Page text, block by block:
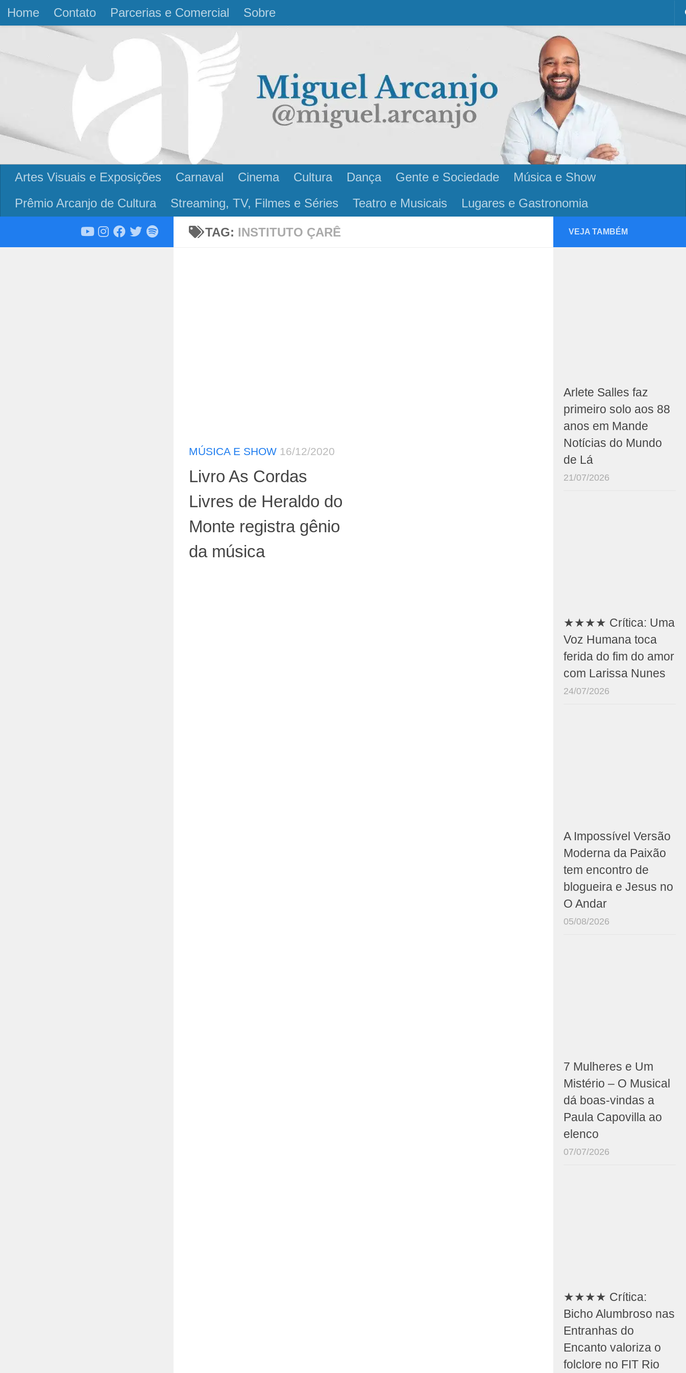
Skip to content
Home Contato Parcerias e Comercial Sobre
Artes Visuais e Exposições Carnaval Cinema Cultura Dança Gente e Sociedade
Música e Show
Prêmio Arcanjo de Cultura
Streaming, TV, Filmes e Séries Teatro e Musicais Lugares e Gastronomia
TAG: INSTITUTO ÇARÊ
MÚSICA E SHOW 16/12/2020
Livro As Cordas
Livres de Heraldo do
Monte registra gênio
da música
VEJA TAMBÉM
Arlete Salles faz
primeiro solo aos 88
anos em Mande
Notícias do Mundo
de Lá
21/07/2026
★★★★ Crítica: Uma
Voz Humana toca
ferida do fim do amor
com Larissa Nunes
24/07/2026
A Impossível Versão
Moderna da Paixão
tem encontro de
blogueira e Jesus no
O Andar
05/08/2026
7 Mulheres e Um
Mistério – O Musical
dá boas-vindas a
Paula Capovilla ao
elenco
07/07/2026
★★★★ Crítica:
Bicho Alumbroso nas
Entranhas do
Encanto valoriza o
folclore no FIT Rio